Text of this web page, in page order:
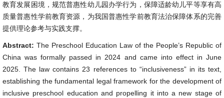
教育发展困境，规范普惠性幼儿园办学行为，保障适龄幼儿平等享有高
质量普惠性学前教育资源，为我国普惠性学前教育法治保障体系的完善
提供理论参考与实践支撑。
Abstract: The Preschool Education Law of the People’s Republic of
China was formally passed in 2024 and came into effect in June
2025. The law contains 23 references to “inclusiveness” in its text,
establishing the fundamental legal framework for the development of
inclusive preschool education and propelling it into a new stage of